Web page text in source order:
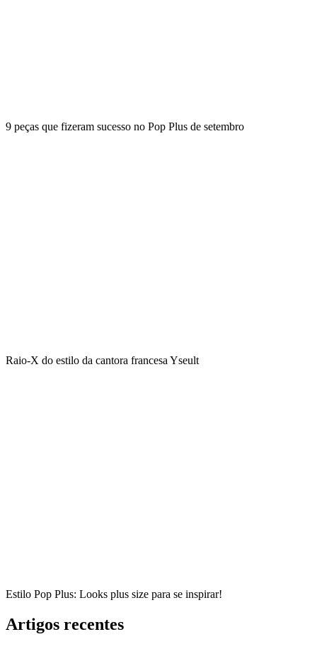
9 peças que fizeram sucesso no Pop Plus de setembro
Raio-X do estilo da cantora francesa Yseult
Estilo Pop Plus: Looks plus size para se inspirar!
Artigos recentes